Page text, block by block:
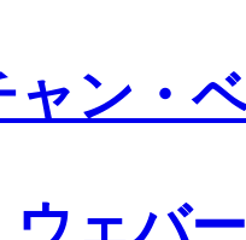
ャン・
ウェバー